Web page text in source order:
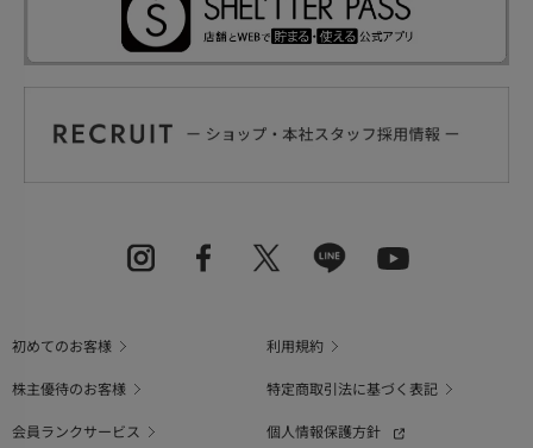
初めてのお客様
利用規約
株主優待のお客様
特定商取引法に基づく表記
会員ランクサービス
個人情報保護方針